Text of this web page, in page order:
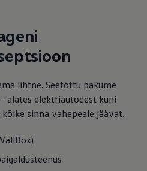
ja elektroonika
laadimiskaablid
uusimad
lihtne. Seetõttu pakume
alates elektriautodest kuni
sinna vahepeale jäävat.